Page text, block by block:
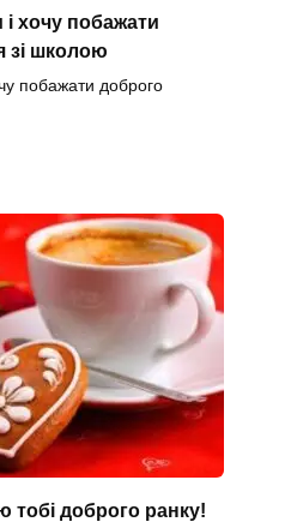
хочу побажати
зі школою
побажати доброго
тобі доброго ранку!